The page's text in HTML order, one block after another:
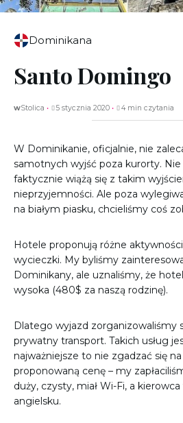
Dominikana
Santo Domingo
wStolica 5 stycznia 2020 4 min czytania
W Dominikanie, oficjalnie, nie
samotnych wyjść poza kurorty. Nie
faktycznie wiążą się z takim
nieprzyjemności. Ale poza
na białym piasku, chcieliśmy coś
Hotele proponują różne
wycieczki. My byliśmy
Dominikany, ale uznaliśmy, że
wysoka (480$ za naszą rodzinę).
Dlatego wyjazd zorganizowaliśmy
prywatny transport. Takich usług
najważniejsze to nie zgadzać się
proponowaną cenę – my
duży, czysty, miał Wi-Fi, a
angielsku.